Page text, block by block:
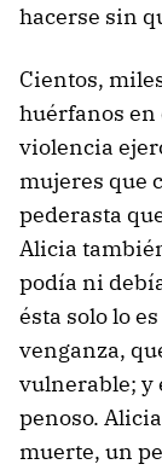
hacerse sin
Cientos,
huérfanos en
violencia
mujeres que
pederasta
Alicia
podía ni
ésta solo lo
venganza,
vulnerable; y
penoso.
muerte, un